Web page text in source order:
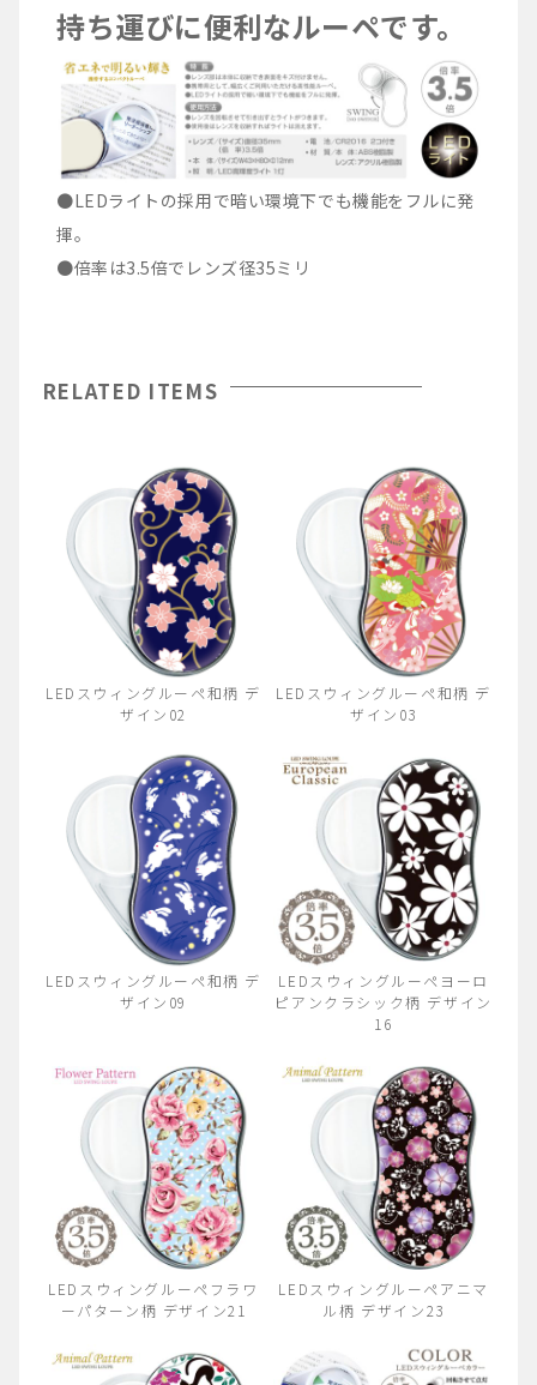
持ち運びに便利なルーペです。
●LEDライトの採用で暗い環境下でも機能をフルに発
揮。
●倍率は3.5倍でレンズ径35ミリ
RELATED ITEMS
LEDスウィングルーペ和柄 デ
ザイン02
LEDスウィングルーペ和柄 デ
ザイン03
LEDスウィングルーペ和柄 デ
ザイン09
LEDスウィングルーペヨーロ
ピアンクラシック柄 デザイン
16
LEDスウィングルーペフラワ
ーパターン柄 デザイン21
LEDスウィングルーペアニマ
ル柄 デザイン23